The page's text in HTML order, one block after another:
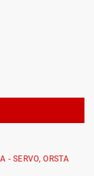
- SERVO, ORSTA